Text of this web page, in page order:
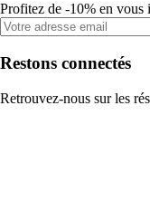
Profitez de -10% en vous
Restons connectés
Retrouvez-nous sur les